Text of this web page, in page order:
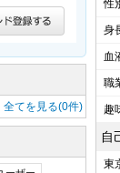
全てを見る(0件)
性
身
血
職
趣
自
東